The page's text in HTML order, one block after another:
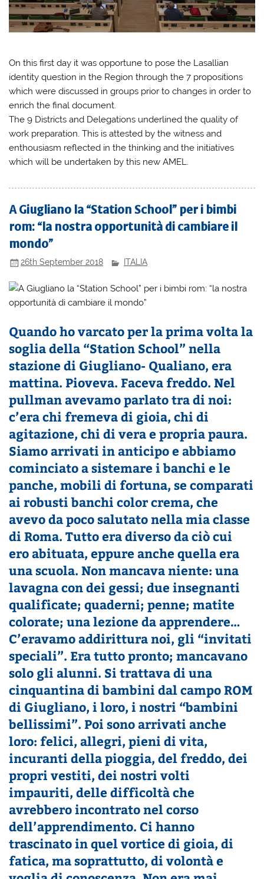
On this first day it was opportune to pose the Lasallian
identity question in the Region through the 7 propositions
which were discussed in groups prior to changes in order to
enrich the final document.
The 9 Districts and Delegations underlined the quality of
work preparation. This is attested by the witness and
enthousiasm reflected in the thinking and the initiatives
which will be undertaken by this new AMEL.
A Giugliano la “Station School” per i bimbi
rom: “la nostra opportunità di cambiare il
mondo”
26th September 2018 ITALIA
Quando ho varcato per la prima volta la
soglia della “Station School” nella
stazione di Giugliano- Qualiano, era
mattina. Pioveva. Faceva freddo. Nel
pullman avevamo parlato tra di noi:
c’era chi fremeva di gioia, chi di
agitazione, chi di vera e propria paura.
Siamo arrivati in anticipo e abbiamo
cominciato a sistemare i banchi e le
panche, mobili di fortuna, se comparati
ai robusti banchi color crema, che
avevo da poco salutato nella mia classe
di Roma. Tutto era diverso da ciò cui
ero abituata,eppure anche quella era
una scuola. Non mancava niente: una
lavagna con dei gessi; due insegnanti
qualificate; quaderni; penne; matite
colorate; una lezione da apprendere…
C’eravamo addirittura noi, gli “invitati
speciali”. Era tutto pronto; mancavano
solo gli alunni. Si trattava di una
cinquantina di bambini dal campo ROM
di Giugliano, i loro, i nostri “bambini
bellissimi”. Poi sono arrivati anche
loro: felici, allegri, pieni di vita,
incuranti della pioggia, del freddo, dei
propri vestiti, dei nostri volti
impauriti, delle difficoltà che
avrebbero incontrato nel corso
dell’apprendimento. Ci hanno
trascinato in quel vortice di gioia, di
fatica, ma soprattutto, di volontà e